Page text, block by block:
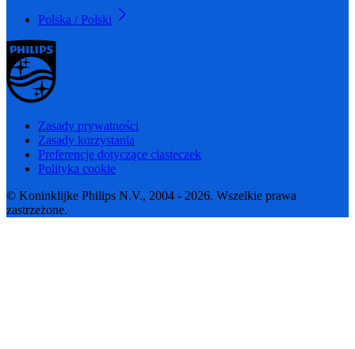
Polska / Polski
Zasady prywatności
Zasady korzystania
Preferencje dotyczące ciasteczek
Polityka cookie
© Koninklijke Philips N.V., 2004 - 2026. Wszelkie prawa
zastrzeżone.